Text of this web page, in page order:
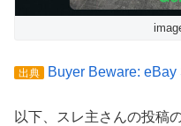
出典 Buyer Beware:
以下、スレ主さんの投稿